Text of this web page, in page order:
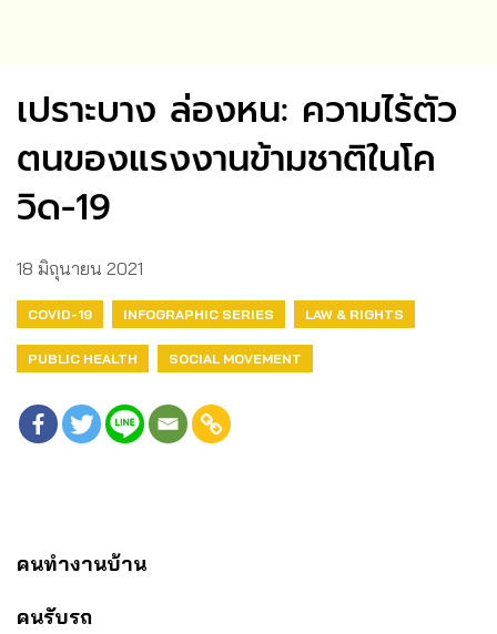
เปราะบาง ล่องหน: ความไร้ตัว
ตนของแรงงานข้ามชาติในโค
วิด-19
18 มิถุนายน 2021
COVID-19 INFOGRAPHIC SERIES LAW & RIGHTS
PUBLIC HEALTH SOCIAL MOVEMENT
คนทำงานบ้าน
คนรับรถ